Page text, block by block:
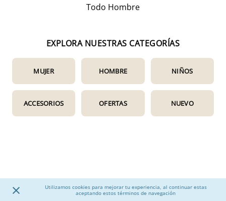
Utilizamos cookies para mejorar tu experiencia, al continuar estas
aceptando estos términos de navegación
Todo Hombre
EXPLORA NUESTRAS CATEGORÍAS
MUJER HOMBRE NIÑOS
ACCESORIOS OFERTAS NUEVO